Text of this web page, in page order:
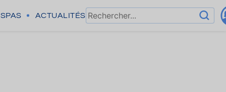
SPAS ACTUALITÉS